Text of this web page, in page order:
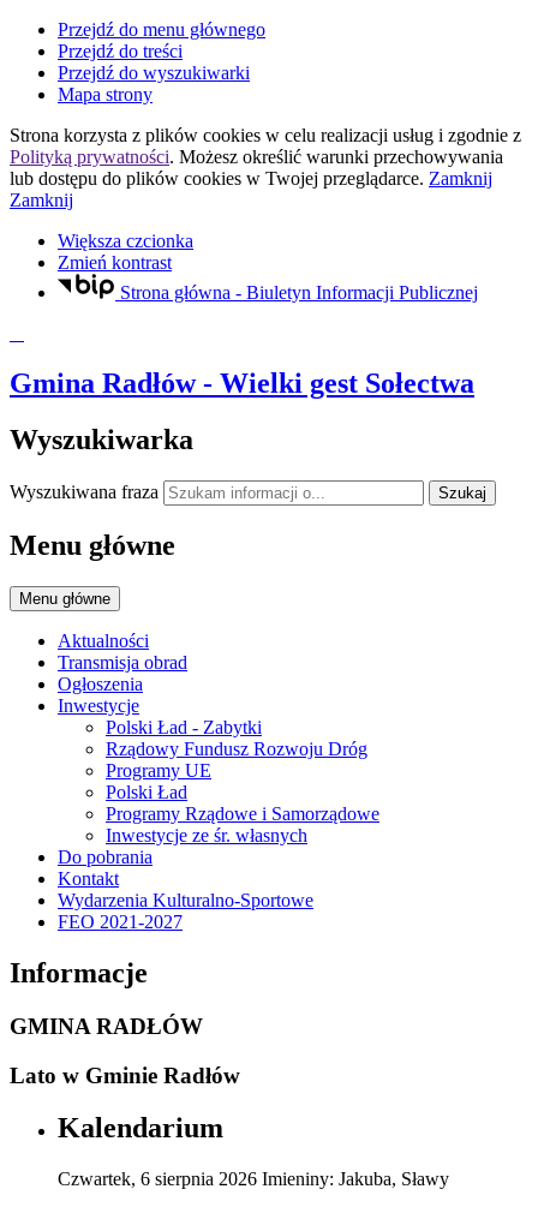
Przejdź do menu głównego
Przejdź do treści
Przejdź do wyszukiwarki
Mapa strony
Strona korzysta z plików cookies w celu realizacji usług i zgodnie z
Polityką prywatności. Możesz określić warunki przechowywania
lub dostępu do plików cookies w Twojej przeglądarce. Zamknij
Zamknij
Większa czcionka
Zmień kontrast
Strona główna - Biuletyn Informacji Publicznej
Gmina Radłów- Wielki gest Sołectwa
Wyszukiwarka
Wyszukiwana fraza Szukaj
Menu główne
Menu główne
Aktualności
Transmisja obrad
Ogłoszenia
Inwestycje
Polski Ład - Zabytki
Rządowy Fundusz Rozwoju Dróg
Programy UE
Polski Ład
Programy Rządowe i Samorządowe
Inwestycje ze śr. własnych
Do pobrania
Kontakt
Wydarzenia Kulturalno-Sportowe
FEO 2021-2027
Informacje
GMINA RADŁÓW
Lato w Gminie Radłów
Kalendarium
Czwartek, 6 sierpnia 2026 Imieniny: Jakuba, Sławy